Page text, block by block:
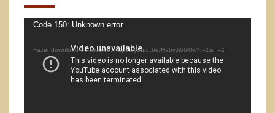
Tocador
vídeo
Code 150: Unknown error.
Fazer download do arquivo: https://youtu.be/HabyJi66l0w?t=1&_=2